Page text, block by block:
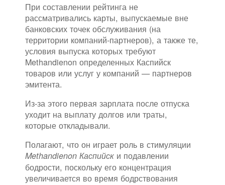
При составлении рейтинга не
рассматривались карты, выпускаемые вне
банковских точек обслуживания (на
территории компаний-партнеров), а также те,
условия выпуска которых требуют
Methandienon определенных Каспийск
товаров или услуг у компаний — партнеров
эмитента.
Из-за этого первая зарплата после отпуска
уходит на выплату долгов или траты,
которые откладывали.
Полагают, что он играет роль в стимуляции
Methandienon Каспийск и подавлении
бодрости, поскольку его концентрация
увеличивается во время бодрствования